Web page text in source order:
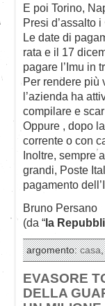
E poi Torino,
Presi d’assalto
Le date di
rata e il 17
pagare l’Imu in
Per rendere più
l’azienda ha
compilare e
Oppure , dopo
corrente o con
Inoltre, sempre
grandi, Poste
pagamento
Bruno Persano
(da “la
argomento:casa
EVASORE
DELLA